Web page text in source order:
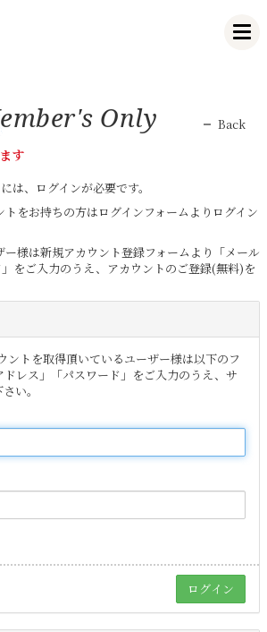
Only Back
す
は、ログインが必要です。
をお持ちの方はログインフォームよりログイン
様は新規アカウント登録フォームより「メール
をご入力のうえ、アカウントのご登録(無料)を
ントを取得頂いているユーザー様は以下のフ
ドレス」「パスワード」をご入力のうえ、サ
い。